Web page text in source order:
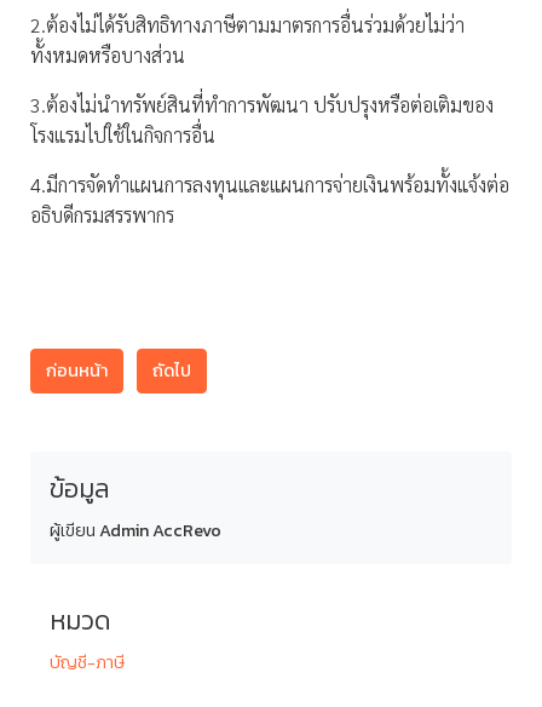
2.ต้องไม่ได้รับสิทธิทางภาษีตามมาตรการอื่นร่วมด้วยไม่ว่า
ทั้งหมดหรือบางส่วน
3.ต้องไม่นำทรัพย์สินที่ทำการพัฒนา ปรับปรุงหรือต่อเติมของ
โรงแรมไปใช้ในกิจการอื่น
4.มีการจัดทำแผนการลงทุนและแผนการจ่ายเงินพร้อมทั้งแจ้งต่อ
อธิบดีกรมสรรพากร
ก่อนหน้า ถัดไป
ข้อมูล
ผู้เขียนAdmin AccRevo
หมวด
บัญชี-ภาษี